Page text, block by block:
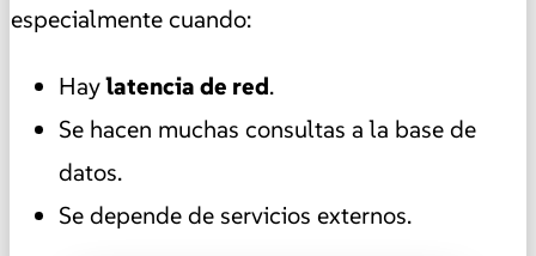
especialmente cuando:
Haylatencia de red.
Se hacen muchas consultas a la base de
datos.
Se depende de servicios externos.